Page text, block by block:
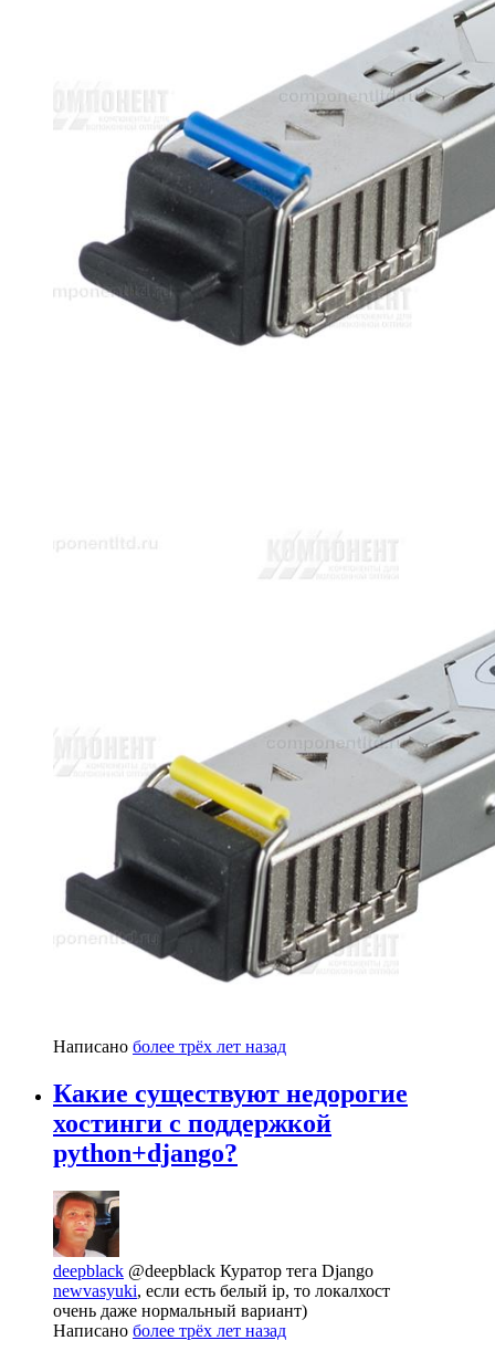
Написано более трёх лет назад
Какие существуют недорогие
хостинги с поддержкой
python+django?
deepblack @deepblack Куратор тега Django
newvasyuki, если есть белый ip, то локалхост
очень даже нормальный вариант)
Написано более трёх лет назад